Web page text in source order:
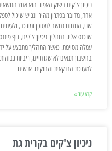
ניכיון צ'קים בשוק האפור הוא אחד
אחד, מדובר בפתרון מהיר ונגיש שיכול
שני, התחום נחשב למסוכן ומורכב,
שנכנס אליו. בתהליך ניכיון צ'קים, גוף
עמלה מסוימת. כאשר התהליך מתבצע על
בחשבון תנאים לא שגרתיים, ריביות
למערכת הבנקאית והחוקית. אנשים
קרא עוד »
ניכיון צ'קים בקרית גת